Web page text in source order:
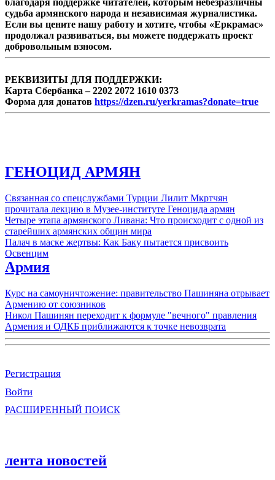
приговорил к 20 годам лишения свободы.
Ранее второй азербайджанский
военнослужащий Агшин Бабиров был
приговорён к 11 годам заключения за
незаконное пересечение границы,
незаконный провоз огнестрельного оружия
благодаря поддержке читателей, которым небезразличны
судьба армянского народа и независимая журналистика.
Если вы цените нашу работу и хотите, чтобы «Еркрамас»
продолжал развиваться, вы можете поддержать проект
добровольным взносом.
РЕКВИЗИТЫ ДЛЯ ПОДДЕРЖКИ:
Карта Сбербанка – 2202 2072 1610 0373
Форма для донатов https://dzen.ru/yerkramas?donate=true
ГЕНОЦИД АРМЯН
Связанная со спецслужбами Турции Лилит Мкртчян
прочитала лекцию в Музее-институте Геноцида армян
Четыре этапа армянского Ливана: Что происходит с одной из
старейших армянских общин мира
Палач в маске жертвы: Как Баку пытается присвоить
Освенцим
Армия
Курс на самоуничтожение: правительство Пашиняна отрывает
Армению от союзников
Никол Пашинян переходит к формуле "вечного" правления
Армения и ОДКБ приближаются к точке невозврата
Регистрация
Войти
РАСШИРЕННЫЙ ПОИСК
лента новостей